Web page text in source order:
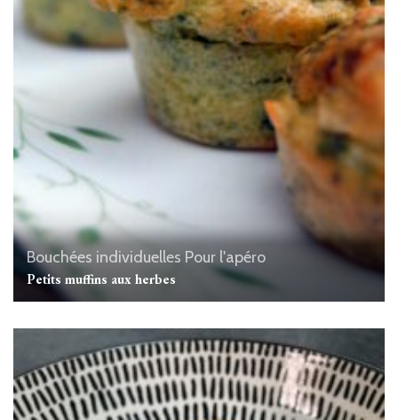
Bouchées individuelles Pour l'apéro
Petits muffins aux herbes